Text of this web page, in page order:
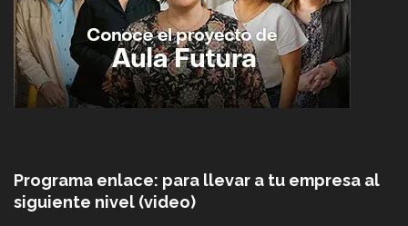
Programa enlace: para llevar a tu empresa al
siguiente nivel (video)